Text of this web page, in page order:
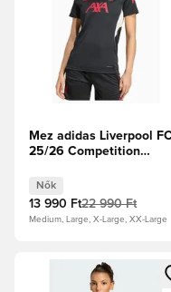
Mez adidas Liverpool FC
25/26 Competition
Nők
13 990 Ft22 990 Ft
Medium, Large, X-Large, XX-Large
Megnyit egy modált a